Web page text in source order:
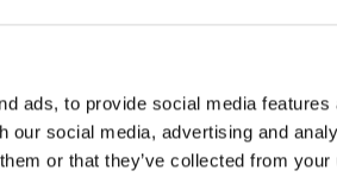
ads, to provide social media
our social media, advertising and
or that they’ve collected from
- Manuel
nel